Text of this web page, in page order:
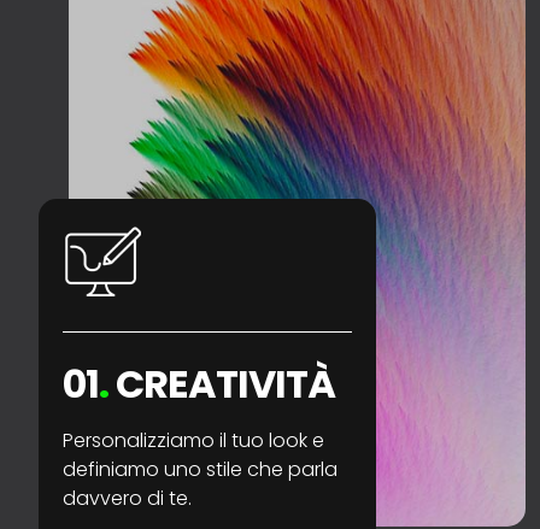
01.CREATIVITÀ
Personalizziamo il tuo look e
definiamo uno stile che parla
davvero di te.